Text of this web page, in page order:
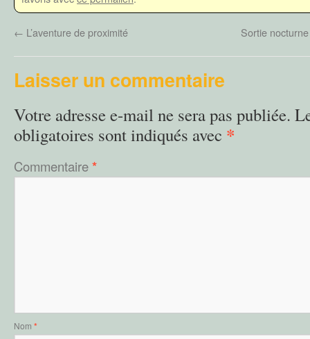
← L’aventure de proximité Sortie
Laisser un commentaire
Votre adresse e-mail ne sera pas publiée.
obligatoires sont indiqués avec *
Commentaire*
Nom *